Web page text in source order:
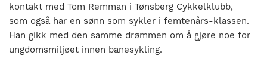
kontakt med Tom Remman i Tønsberg Cykkelklubb,
som også har en sønn som sykler i femtenårs-klassen.
Han gikk med den samme drømmen om å gjøre noe for
ungdomsmiljøet innen banesykling.